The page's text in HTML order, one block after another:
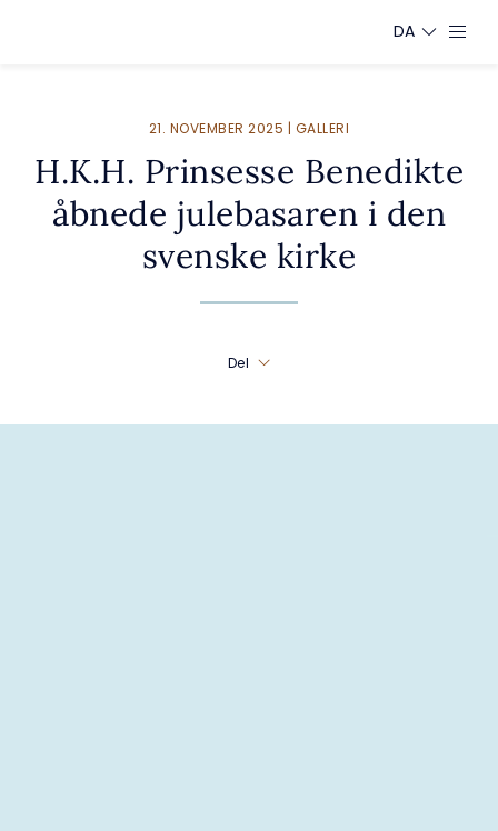
DA
21. NOVEMBER 2025 | GALLERI
H.K.H. Prinsesse Benedikte
åbnede julebasaren i den
svenske kirke
Del